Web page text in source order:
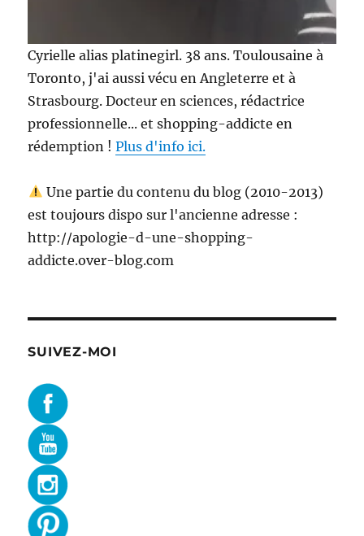
Cyrielle alias platinegirl. 38 ans. Toulousaine à
Toronto, j'ai aussi vécu en Angleterre et à
Strasbourg. Docteur en sciences, rédactrice
professionnelle... et shopping-addicte en
rédemption !Plus d'info ici.
Une partie du contenu du blog (2010-2013)
est toujours dispo sur l'ancienne adresse :
http://apologie-d-une-shopping-
addicte.over-blog.com
SUIVEZ-MOI